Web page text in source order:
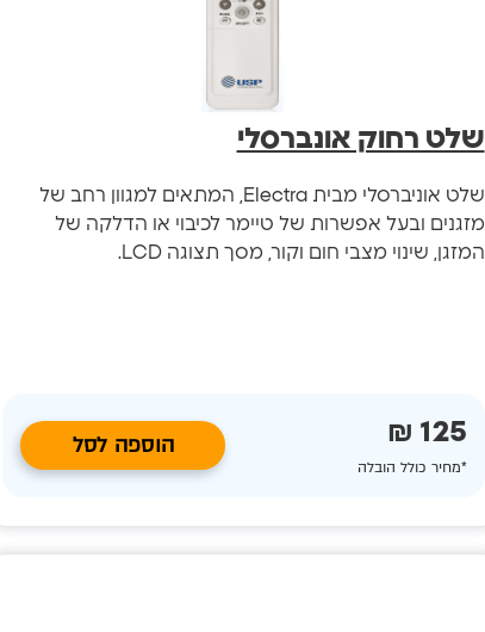
שלט רחוק אונברסלי
שלט אוניברסלי מבית Electra, המתאים למגוון רחב של
מזגנים ובעל אפשרות של טיימר לכיבוי או הדלקה של
המזגן, שינוי מצבי חום וקור, מסך תצוגה LCD.
125 ₪
*מחיר כולל הובלה
הוספה לסל